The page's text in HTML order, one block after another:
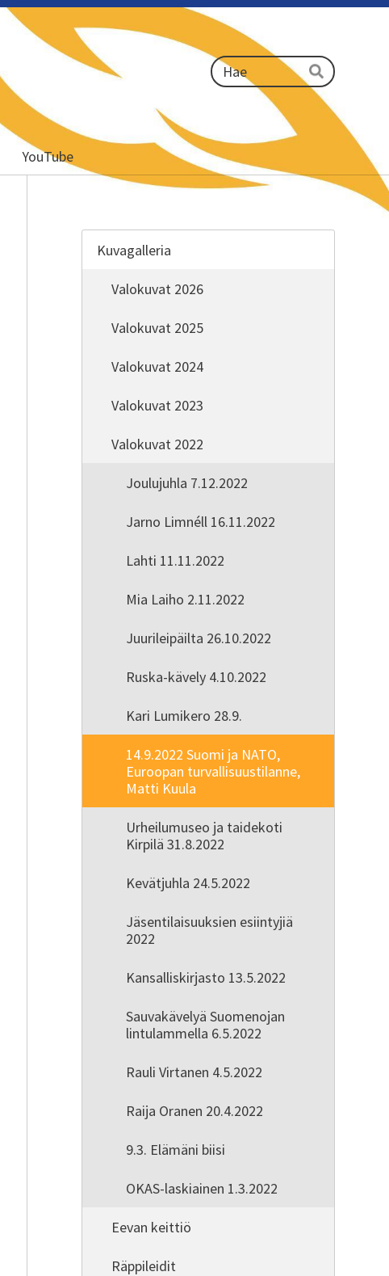
Haku
Hae
YouTube
Kuvagalleria
Valokuvat 2026
Valokuvat 2025
Valokuvat 2024
Valokuvat 2023
Valokuvat 2022
Joulujuhla 7.12.2022
Jarno Limnéll 16.11.2022
Lahti 11.11.2022
Mia Laiho 2.11.2022
Juurileipäilta 26.10.2022
Ruska-kävely 4.10.2022
Kari Lumikero 28.9.
14.9.2022 Suomi ja NATO,
Euroopan turvallisuustilanne,
Matti Kuula
Urheilumuseo ja taidekoti
Kirpilä 31.8.2022
Kevätjuhla 24.5.2022
Jäsentilaisuuksien esiintyjiä
2022
Kansalliskirjasto 13.5.2022
Sauvakävelyä Suomenojan
lintulammella 6.5.2022
Rauli Virtanen 4.5.2022
Raija Oranen 20.4.2022
9.3. Elämäni biisi
OKAS-laskiainen 1.3.2022
Eevan keittiö
Räppileidit